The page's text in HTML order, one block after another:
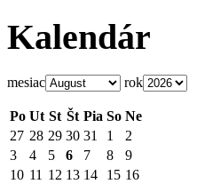
Kalendár
mesiac rok
Po Ut St Št Pia So Ne
27 28 29 30 31 1
2
3
4 5 6 7 8
9
10 11 12 13 14 15 16